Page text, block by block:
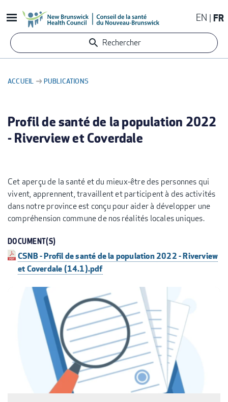
au
contenu
principal
EN FR
Rechercher
D'ARIANE
ACCUEIL PUBLICATIONS
Profil de santé de la population 2022
- Riverview et Coverdale
Cet aperçu de la santé et du mieux-être des personnes qui
vivent, apprennent, travaillent et participent à des activités
dans notre province est conçu pour aider à développer une
compréhension commune de nos réalités locales uniques.
DOCUMENT(S)
CSNB - Profil de santé de la population 2022 - Riverview
et Coverdale (14.1).pdf